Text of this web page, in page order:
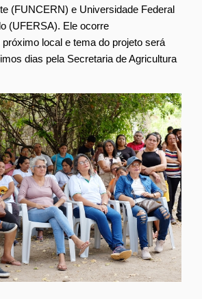
(FUNCERN) e Universidade Federal
(UFERSA). Ele ocorre
local e tema do projeto será
dias pela Secretaria de Agricultura